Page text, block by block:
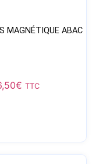
MAGNÉTIQUE ABAC
€ TTC